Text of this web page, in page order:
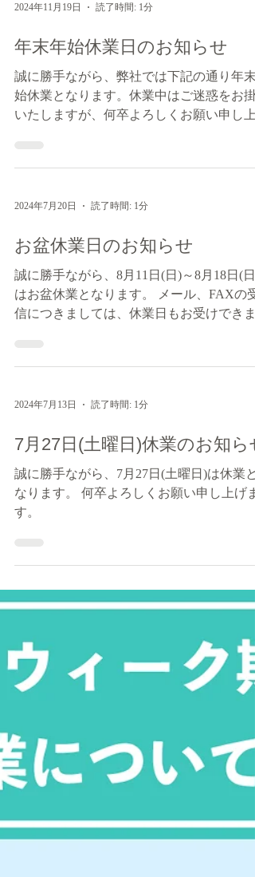
2024年11月19日 読了時間: 1分
年末年始休業日のお知らせ
誠に勝手ながら、弊社では下記の通り年末
始休業となります。休業中はご迷惑をお掛
いたしますが、何卒よろしくお願い申し上
2025年1月5日
2024年7月20日 読了時間: 1分
お盆休業日のお知らせ
誠に勝手ながら、8月11日(日)～8月18日(日)
はお盆休業となります。 メール、FAXの受
信につきましては、休業日もお受けできま
業となります。...
2024年7月13日 読了時間: 1分
7月27日(土曜日)休業のお知ら
誠に勝手ながら、7月27日(土曜日)は休業と
なります。 何卒よろしくお願い申し上げま
す。